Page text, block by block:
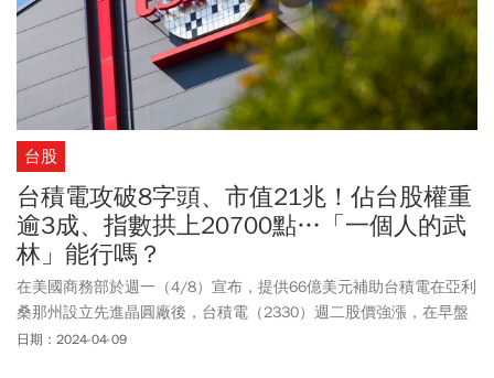
台股
台積電攻破8字頭、市值21兆！佔台股權重
逾3成、指數拱上20700點…「一個人的武
林」能行嗎？
在美國商務部於週一（4/8）宣布，提供66億美元補助台積電在亞利
桑那州設立先進晶圓廠後，台積電（2330）週二股價強漲，在早盤
股價一度衝上816元創新天價，市值站上21兆元大關。
日期：2024-04-09